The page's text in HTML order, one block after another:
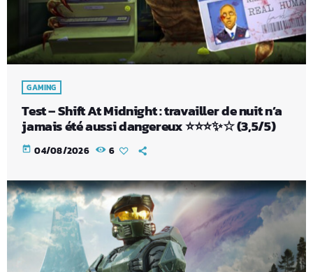
GAMING
Test – Shift At Midnight : travailler de nuit n’a
jamais été aussi dangereux ⭐⭐⭐✨☆ (3,5/5)
today 04/08/2026 6